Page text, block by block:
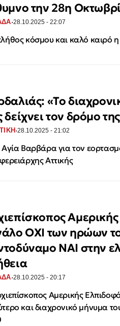
την 28η
·28.10.2025 - 22:07
κόσμου και καλό καιρό
«Το
δείχνει τον δρόμο
·28.10.2025 - 21:02
Αγία Βαρβάρα για τον
Αττικής
ΟΧΙ των ηρώων
ΝΑΙ στην
·28.10.2025 - 20:17
Αμερικής
και διαχρονικό μήνυμα